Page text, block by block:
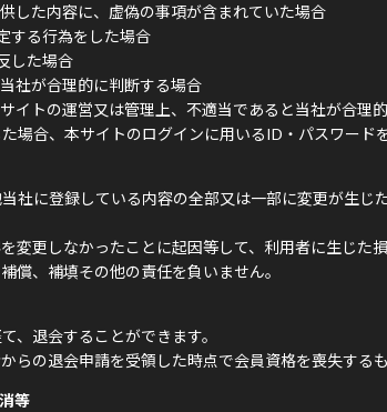
した内容に、虚偽の事項が含まれていた場合
する行為をした場合
した場合
社が合理的に判断する場合
イトの運営又は管理上、不適当であると当社が合理
場合、本サイトのログインに用いるID・パスワード
社に登録している内容の全部又は一部に変更が生じ
変更しなかったことに起因等して、利用者に生じた
償、補填その他の責任を負いません。
、退会することができます。
らの退会申請を受領した時点で会員資格を喪失するも
等